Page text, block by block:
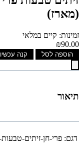
(מארז)
זמינות: קיים במלאי
₪90.00
הוספה לסל קנה עכשיו
תיאור
דגם: פרי-חן-זיתים-טבעות-ירוק-